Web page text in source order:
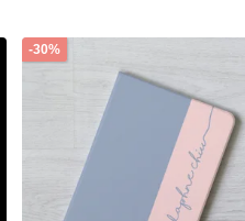
-30%